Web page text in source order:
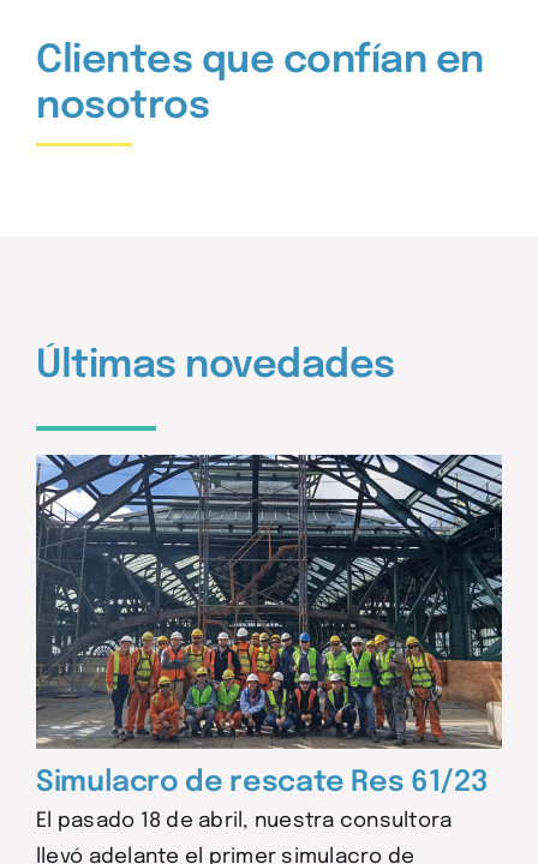
Clientes que confían en
nosotros
Últimas novedades
Simulacro de rescate Res 61/23
El pasado 18 de abril, nuestra consultora
llevó adelante el primer simulacro de